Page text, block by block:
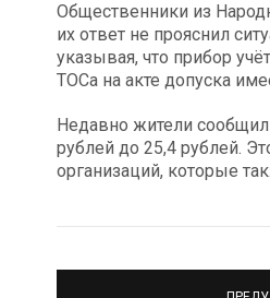
Общественники из
их ответ не прояснил
указывая, что прибор
ТОСа на акте допуска
Недавно жители
рублей до 25,4 рублей.
организаций, которые